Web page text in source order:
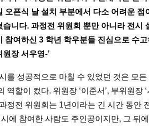
오픈식 날 설치 부분에서 다소 어려운
습니다. 과정전 위원회 뿐만 아니라 전시
참여하신 3 학년 학우분들 진심으로 수
원장 서우영-’
를 성공적으로 마칠 수 있었던 것은 모
역할이 컸다. 위원장 ‘이준서’, 부위원장
정전 위원회는 1년이라는 긴 시간 동안
에 참여한 사람도 주인공이지만, 그 뒤